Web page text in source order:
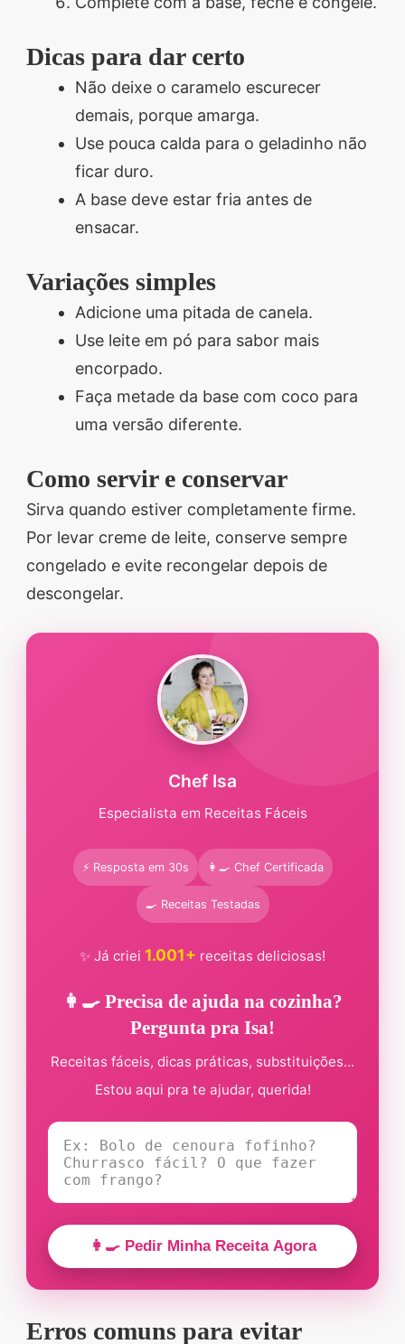
Dicas para dar certo
Não deixe o caramelo escurecer
demais, porque amarga.
Use pouca calda para o geladinho não
ficar duro.
A base deve estar fria antes de
ensacar.
Variações simples
Adicione uma pitada de canela.
Use leite em pó para sabor mais
encorpado.
Faça metade da base com coco para
uma versão diferente.
Como servir e conservar
Sirva quando estiver completamente firme.
Por levar creme de leite, conserve sempre
congelado e evite recongelar depois de
descongelar.
Chef Isa
Especialista em Receitas Fáceis
⚡ Resposta em 30s 👩‍🍳 Chef Certificada
🍳 Receitas Testadas
✨ Já criei 1.001+ receitas deliciosas!
👩‍🍳 Precisa de ajuda na cozinha?
Pergunta pra Isa!
Receitas fáceis, dicas práticas, substituições...
Estou aqui pra te ajudar, querida!
👩‍🍳 Pedir Minha Receita Agora
Erros comuns para evitar